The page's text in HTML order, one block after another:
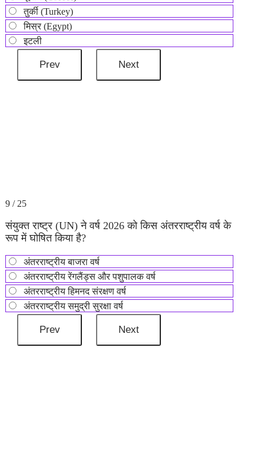
तुर्की (Turkey)
मिस्र (Egypt)
इटली
9 / 25
संयुक्त राष्ट्र (UN) ने वर्ष 2026 को किस अंतरराष्ट्रीय वर्ष के
रूप में घोषित किया है?
अंतरराष्ट्रीय बाजरा वर्ष
अंतरराष्ट्रीय रेंगलैंड्स और पशुपालक वर्ष
अंतरराष्ट्रीय हिमनद संरक्षण वर्ष
अंतरराष्ट्रीय समुद्री सुरक्षा वर्ष